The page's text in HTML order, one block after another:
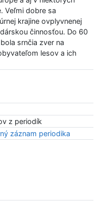
Veľmi dobre sa
krajine ovplyvnenej
činnosťou. Do 60
srnčia zver na
lesov a ich
z periodík
záznam periodika